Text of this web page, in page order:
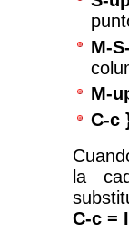
M-
M-
C-c
la
C-c =